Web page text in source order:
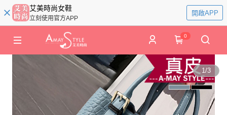
艾美時尚女鞋
立刻使用官方APP
開啟APP
0
1/3